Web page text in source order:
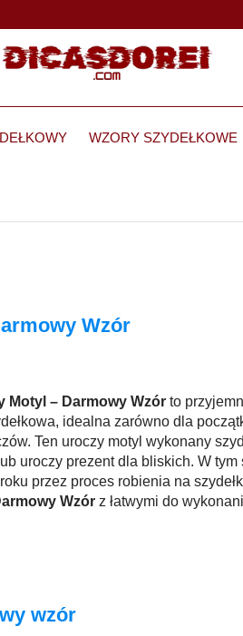
WZORY SZYDEŁKOWE
Wzór
Motyl – Darmowy Wzór to
idealna zarówno dla
Ten uroczy motyl wykonany
uroczy prezent dla bliskich. W tym
przez proces robienia na
Wzór z łatwymi do
wzór